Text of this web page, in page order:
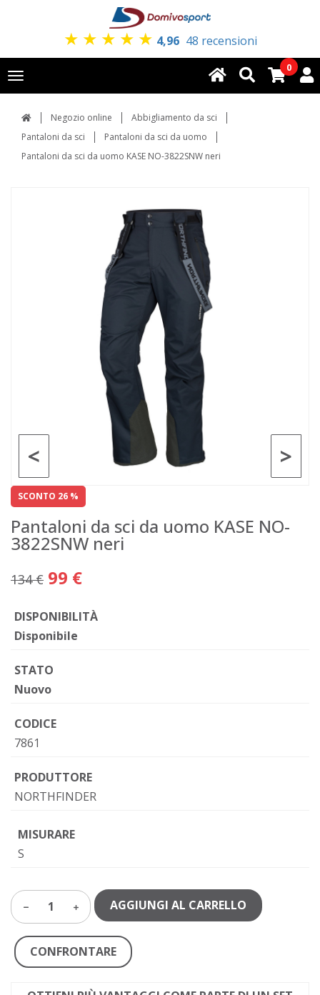
★ ★ ★ ★ ★ 4,96 48 recensioni
Toggle
navigation
0
Negozio online
Abbigliamento da sci
Pantaloni da sci
Pantaloni da sci da uomo
Pantaloni da sci da uomo KASE NO-3822SNW neri
>
<
SCONTO 26 %
Pantaloni da sci da uomo KASE NO-
3822SNW neri
134 € 99 €
DISPONIBILITÀ
Disponibile
STATO
Nuovo
CODICE
7861
PRODUTTORE
NORTHFINDER
MISURARE
S
1 AGGIUNGI AL CARRELLO
CONFRONTARE